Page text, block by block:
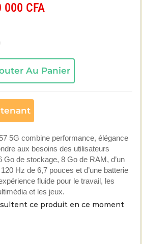
000 CFA
Au Panier
5G combine performance, élégance
aux besoins des utilisateurs
Go de stockage, 8 Go de RAM, d’un
Hz de 6,7 pouces et d’une batterie
fluide pour le travail, les
et les jeux.
ce produit en ce moment